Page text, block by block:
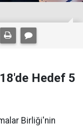
Hedef 5
Birliği'nin